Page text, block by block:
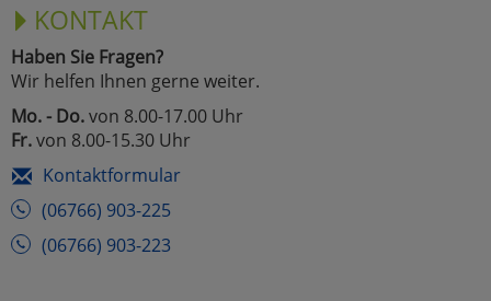
KONTAKT
Haben Sie Fragen?
Wir helfen Ihnen gerne weiter.
Mo. - Do.von 8.00-17.00 Uhr
Fr.von 8.00-15.30 Uhr
Kontaktformular
(06766) 903-225
(06766) 903-223